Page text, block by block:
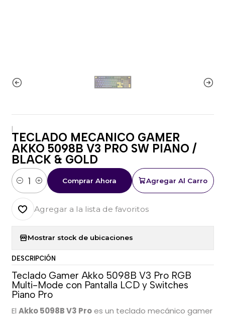
|
TECLADO MECANICO GAMER
AKKO 5098B V3 PRO SW PIANO /
BLACK & GOLD
Cantidad
Agregar Al Carro
Comprar Ahora
Agregar a la lista de favoritos
Mostrar stock de ubicaciones
DESCRIPCIÓN
Teclado Gamer Akko 5098B V3 Pro RGB
Multi-Mode con Pantalla LCD y Switches
Piano Pro
El Akko 5098B V3 Proes un teclado mecánico gamer